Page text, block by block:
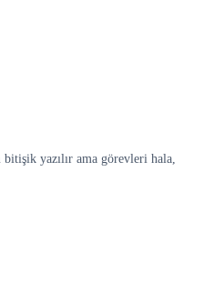
yazılır ama görevleri hala,